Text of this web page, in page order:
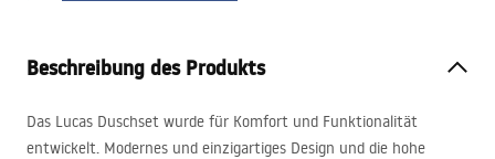
Beschreibung des Produkts
Das Lucas Duschset wurde für Komfort und Funktionalität
entwickelt. Modernes und einzigartiges Design und die hohe